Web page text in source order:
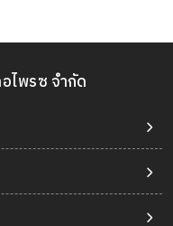
ไพรซ จำกัด